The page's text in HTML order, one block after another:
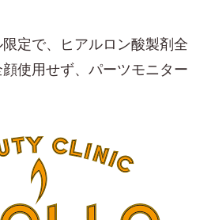
定で、ヒアルロン酸製剤全
使用せず、パーツモニター